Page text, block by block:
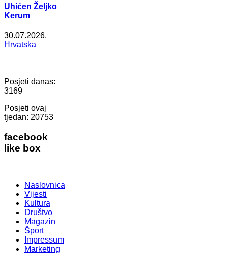
Uhićen Željko
Kerum
30.07.2026.
Hrvatska
Posjeti danas:
3169
Posjeti ovaj
tjedan: 20753
facebook
like box
Naslovnica
Vijesti
Kultura
Društvo
Magazin
Šport
Impressum
Marketing